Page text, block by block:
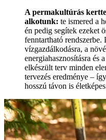
A permakultúrás
alkotunk: te ismered a
én pedig segítek ezeket
fenntartható
vízgazdálkodásra, a
energiahasznosításra és
elkészült terv minden
tervezés eredménye –
hosszú távon is